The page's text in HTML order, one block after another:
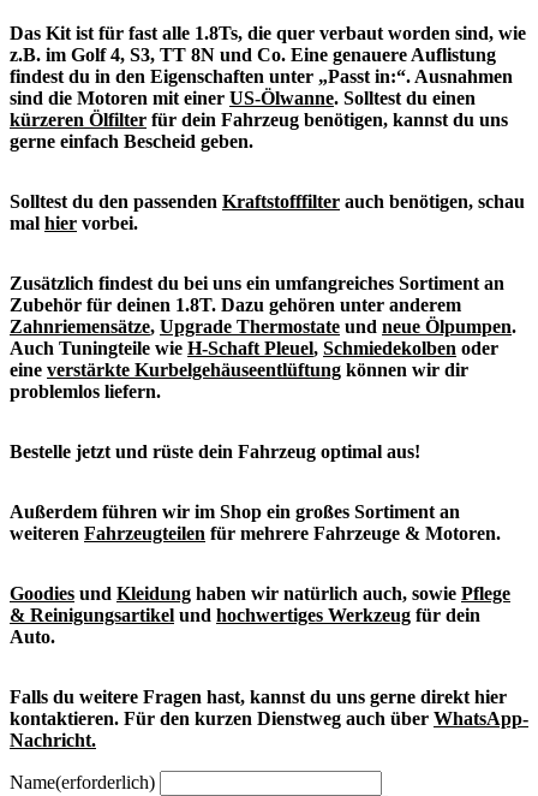
Das Kit ist für fast alle 1.8Ts, die quer verbaut worden sind, wie
z.B. im Golf 4, S3, TT 8N und Co. Eine genauere Auflistung
findest du in den Eigenschaften unter „Passt in:“. Ausnahmen
sind die Motoren mit einer US-Ölwanne. Solltest du einen
kürzeren Ölfilter für dein Fahrzeug benötigen, kannst du uns
gerne einfach Bescheid geben.
Solltest du den passenden Kraftstofffilter auch benötigen, schau
mal hier vorbei.
Zusätzlich findest du bei uns ein umfangreiches Sortiment an
Zubehör für deinen 1.8T. Dazu gehören unter anderem
Zahnriemensätze, Upgrade Thermostate und neue Ölpumpen.
Auch Tuningteile wie H-Schaft Pleuel, Schmiedekolben oder
eine verstärkte Kurbelgehäuseentlüftung können wir dir
problemlos liefern.
Bestelle jetzt und rüste dein Fahrzeug optimal aus!
Außerdem führen wir im Shop ein großes Sortiment an
weiteren Fahrzeugteilen für mehrere Fahrzeuge & Motoren.
Goodies und Kleidung haben wir natürlich auch, sowie Pflege
& Reinigungsartikel und hochwertiges Werkzeug für dein
Auto.
Falls du weitere Fragen hast, kannst du uns gerne direkt hier
kontaktieren. Für den kurzen Dienstweg auch über WhatsApp-
Nachricht.
Name(erforderlich)